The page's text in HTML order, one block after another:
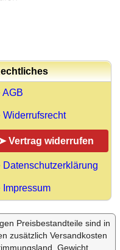
AGB
Widerrufsrecht
Vertrag widerrufen
Datenschutzerklärung
Impressum
Preisbestandteile sind in
zusätzlich Versandkosten
Gewicht,